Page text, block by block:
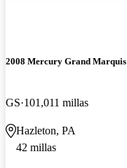
2008 Mercury Grand Marquis
GS 101,011 millas
Hazleton, PA
42 millas